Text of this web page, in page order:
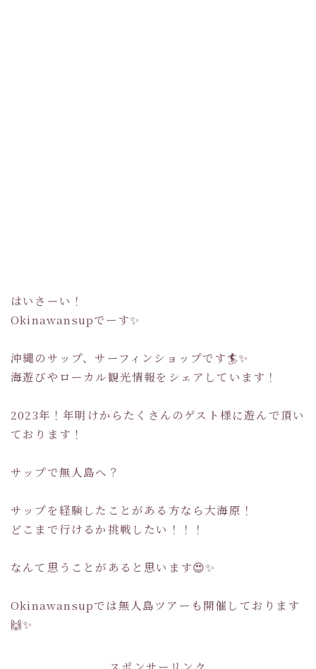
はいさーい！
Okinawansupでーす✨
沖縄のサップ、サーフィンショップです🏄✨
海遊びやローカル観光情報をシェアしています！
2023年！年明けからたくさんのゲスト様に遊んで頂い
ております！
サップで無人島へ？
サップを経験したことがある方なら大海原！
どこまで行けるか挑戦したい！！！
なんて思うことがあると思います😍✨
Okinawansupでは無人島ツアーも開催しております
🙌✨
スポンサーリンク